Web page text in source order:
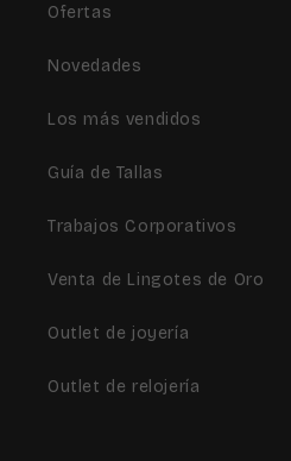
Ofertas
Novedades
Los más vendidos
Guía de Tallas
Trabajos Corporativos
Venta de Lingotes de Oro
Outlet de joyería
Outlet de relojería